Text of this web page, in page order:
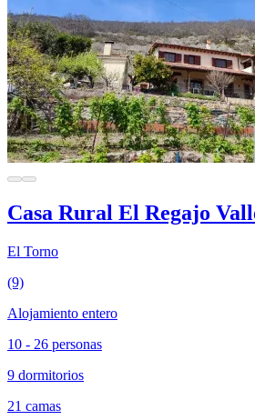
Casa Rural El Regajo
El Torno
(9)
Alojamiento entero
10 - 26 personas
9 dormitorios
21 camas